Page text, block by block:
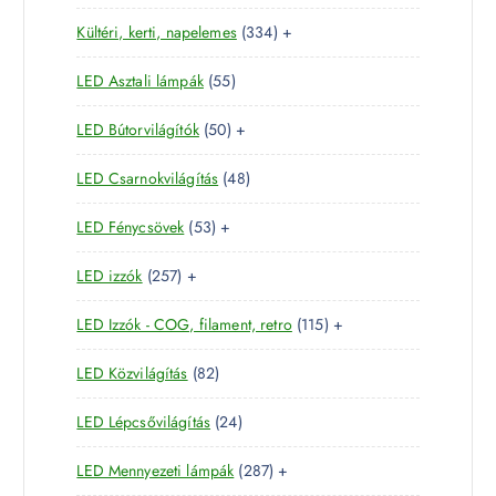
é
k
m
é
k
e
r
m
é
k
1
8
t
e
r
m
é
k
Kültéri, kerti, napelemes 3343
3
t
r
é
+
LED Asztali lámpák 555
5
t
e
r
m
k
LED Bútorvilágítók 505
0
t
e
r
m
k
+
LED Csarnokvilágítás 484
8
e
m
é
k
LED Fénycsövek 535
3
e
r
m
é
k
+
LED izzók 2572
5
7
t
e
r
m
é
k
+
LED Izzók - COG, filament, retro 1151
1
t
r
+
LED Közvilágítás 828
2
t
e
r
LED Lépcsővilágítás 242
4
t
LED Mennyezeti lámpák 2872 +